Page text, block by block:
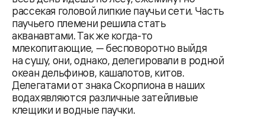
рассекая головой липкие паучьи сети. Часть
паучьего племени решила стать
акванавтами. Так же когда-то
млекопитающие, — бесповоротно выйдя
на сушу, они, однако, делегировали в родной
океан дельфинов, кашалотов, китов.
Делегатами от знака Скорпиона в наших
водах являются различные затейливые
клещики и водные паучки.